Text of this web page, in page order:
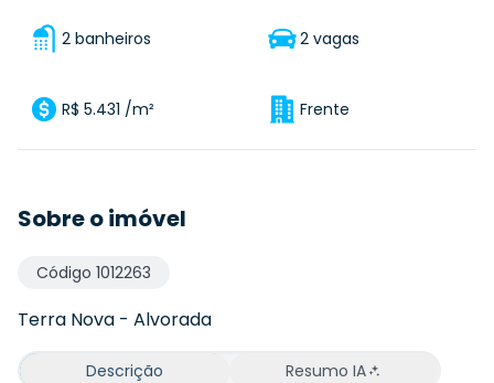
2 banheiros 2 vagas
R$ 5.431 /m² Frente
Sobre o imóvel
Código 1012263
Terra Nova - Alvorada
Descrição Resumo IA